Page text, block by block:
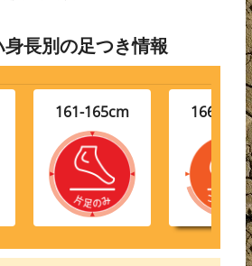
身長別の足つき情報
161-165cm 166-